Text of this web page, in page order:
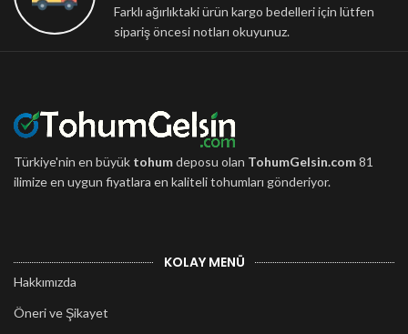
Farklı ağırlıktaki ürün kargo bedelleri için lütfen
sipariş öncesi notları okuyunuz.
Türkiye'nin en büyük tohumdeposu olan TohumGelsin.com81
ilimize en uygun fiyatlara en kaliteli tohumları gönderiyor.
KOLAY MENÜ
Hakkımızda
Öneri ve Şikayet